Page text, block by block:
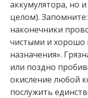
аккумулятора, но
целом).
наконечники
чистыми и хорошо
назначения».
или поздно
окисление любой
послужить